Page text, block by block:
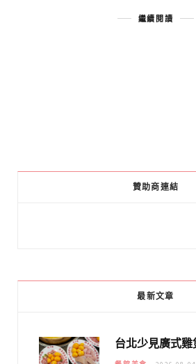
繼續閱讀
贊助商連結
最新文章